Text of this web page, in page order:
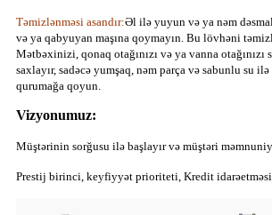
Təmizlənməsi asandır:Əl ilə yuyun və ya nəm
və ya qabyuyan maşına qoymayın. Bu lövhəni
Mətbəxinizi, qonaq otağınızı və ya vanna
saxlayır, sadəcə yumşaq, nəm parça və sabunlu su
qurumağa qoyun.
Vizyonumuz:
Müştərinin sorğusu ilə başlayır və müştəri
Prestij birinci, keyfiyyət prioriteti, Kredit